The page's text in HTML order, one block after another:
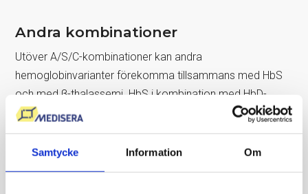
Samtycke Information Om
Andra kombinationer
Utöver A/S/C-kombinationer kan andra
hemoglobinvarianter förekomma tillsammans med HbS
och med β-thalassemi. HbS i kombination med HbD-
Punjab, HbE eller HbO-Arab kan ge HbSD, HbSE respektive
HbSO, och HbS tillsammans med β-thalassemi ger S/β-
thal, där sjukdomsbilden oftast är mer uttalad vid β⁰ än
vid β⁺.